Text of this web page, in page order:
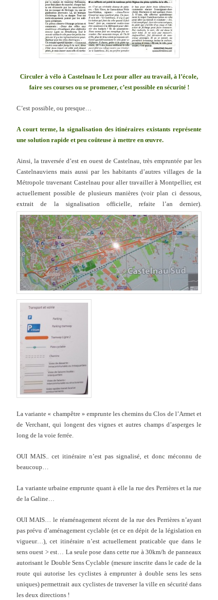
Circuler à vélo à Castelnau le Lez pour aller au travail, à l’école,
faire ses courses ou se promener, c’est possible en sécurité !
C’est possible, ou presque…
A court terme, la signalisation des itinéraires existants représente
une solution rapide et peu coûteuse à mettre en œuvre.
Ainsi, la traversée d’est en ouest de Castelnau, très empruntée par les
Castelnauviens mais aussi par les habitants d’autres villages de la
Métropole traversant Castelnau pour aller travailler à Montpellier, est
actuellement possible de plusieurs manières (voir plan ci dessous,
extrait de la signalisation officielle, refaite l’an dernier).
La variante « champêtre » emprunte les chemins du Clos de l’Armet et
de Verchant, qui longent des vignes et autres champs d’asperges le
long de la voie ferrée.
OUI MAIS.. cet itinéraire n’est pas signalisé, et donc méconnu de
beaucoup…
La variante urbaine emprunte quant à elle la rue des Perrières et la rue
de la Galine…
OUI MAIS… le réaménagement récent de la rue des Perrières n’ayant
pas prévu d’aménagement cyclable (et ce en dépit de la législation en
vigueur…), cet itinéraire n’est actuellement praticable que dans le
sens ouest > est… La seule pose dans cette rue à 30km/h de panneaux
autorisant le Double Sens Cyclable (mesure inscrite dans le cade de la
route qui autorise les cyclistes à emprunter à double sens les sens
uniques) permettrait aux cyclistes de traverser la ville en sécurité dans
les deux directions !